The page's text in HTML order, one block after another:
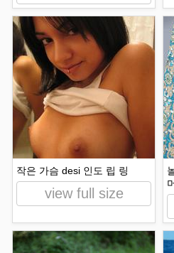
작은 가슴 desi 인도 립 링
view full size